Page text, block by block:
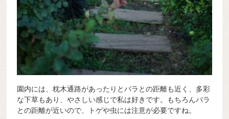
園内には、枕木通路があったりとバラとの距離も近く、多彩
な下草もあり、やさしい感じで私は好きです。もちろんバラ
との距離が近いので、トゲや虫には注意が必要ですね。